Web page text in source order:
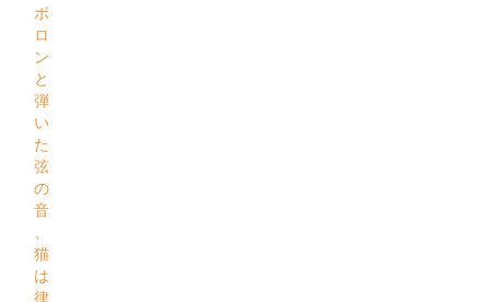
ボ
ロ
ン
と
弾
い
た
弦
の
音
猫
は
律